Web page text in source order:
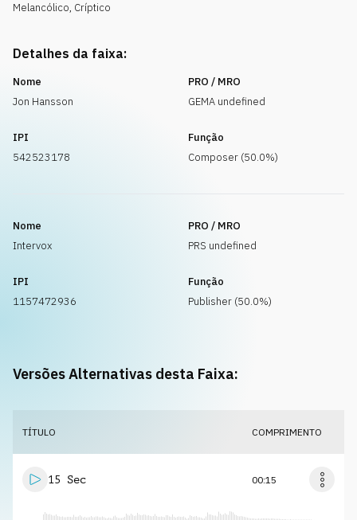
Melancólico, Críptico
Detalhes da faixa:
Nome
Jon Hansson
PRO / MRO
GEMA undefined
IPI
542523178
Função
Composer (50.0%)
Nome
Intervox
PRO / MRO
PRS undefined
IPI
1157472936
Função
Publisher (50.0%)
Versões Alternativas desta Faixa:
TÍTULO COMPRIMENTO
15 Sec 00:15